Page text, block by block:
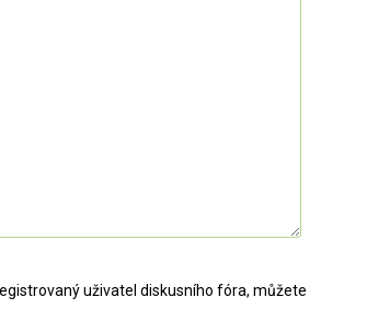
uživatel diskusního fóra, můžete